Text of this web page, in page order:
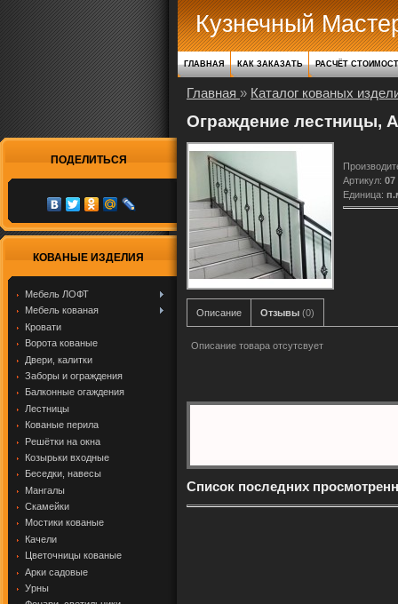
ПОДЕЛИТЬСЯ
КОВАНЫЕ ИЗДЕЛИЯ
Мебель ЛОФТ
Мебель кованая
Кровати
Ворота кованые
Двери, калитки
Заборы и ограждения
Балконные огаждения
Лестницы
Кованые перила
Решётки на окна
Козырьки входные
Беседки, навесы
Мангалы
Скамейки
Мостики кованые
Качели
Цветочницы кованые
Арки садовые
Урны
Кузнечный
ГЛАВНАЯ КАК ЗАКАЗАТЬ РАСЧЁТ
Главная » Каталог кованых
Ограждение лестницы,
Артикул: 07
Единица:
Описание Отзывы (0)
Описание товара отсутсвует
Список последних